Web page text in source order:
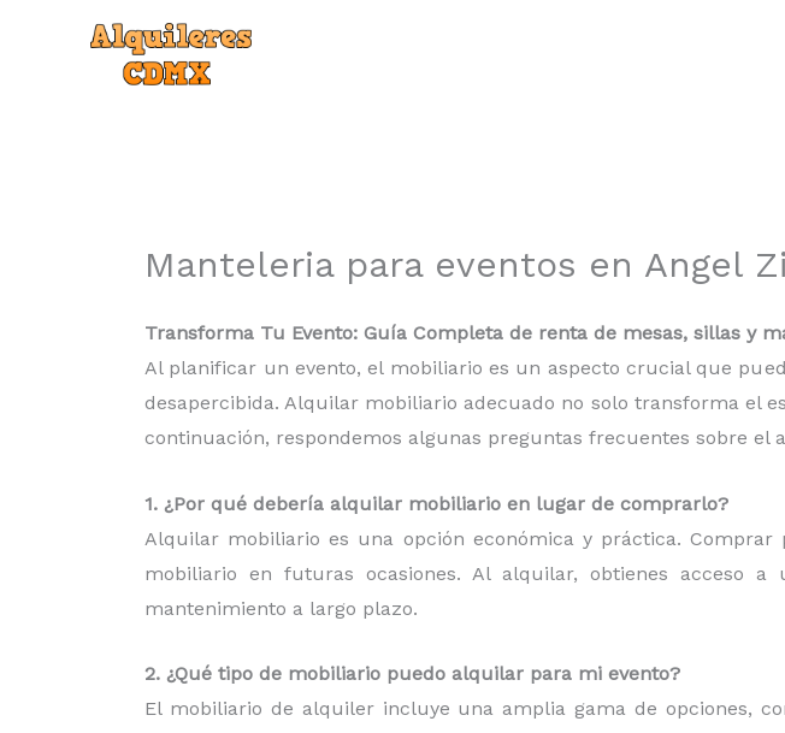
Manteleria para eventos en Angel
Transforma Tu Evento: Guía Completa de renta de mesas, sillas y
Al planificar un evento, el mobiliario es un aspecto crucial que
desapercibida. Alquilar mobiliario adecuado no solo transforma el
continuación, respondemos algunas preguntas frecuentes sobre el
1. ¿Por qué debería alquilar mobiliario en lugar de comprarlo?
Alquilar mobiliario es una opción económica y práctica.
mobiliario en futuras ocasiones. Al alquilar, obtienes acceso
mantenimiento a largo plazo.
2. ¿Qué tipo de mobiliario puedo alquilar para mi evento?
El mobiliario de alquiler incluye una amplia gama de opciones,